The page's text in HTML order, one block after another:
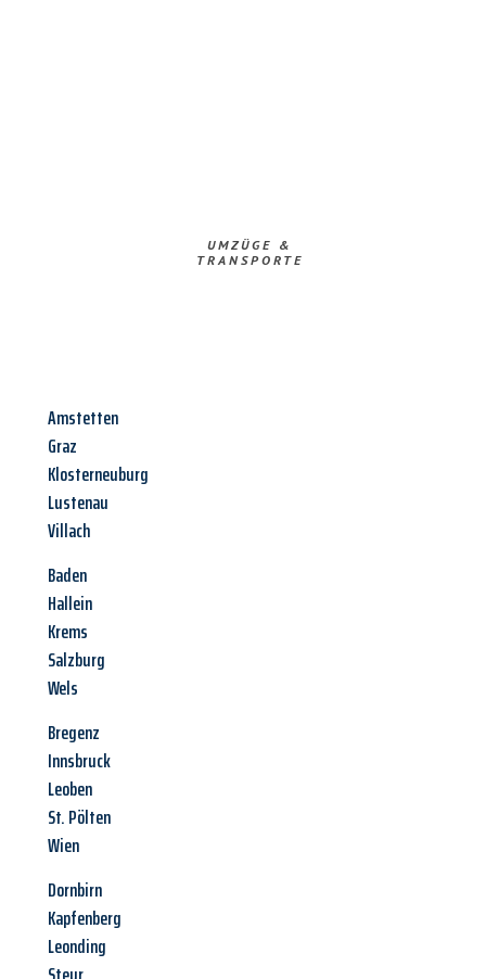
UMZÜGE &
TRANSPORTE
Amstetten
Graz
Klosterneuburg
Lustenau
Villach
Baden
Hallein
Krems
Salzburg
Wels
Bregenz
Innsbruck
Leoben
St. Pölten
Wien
Dornbirn
Kapfenberg
Leonding